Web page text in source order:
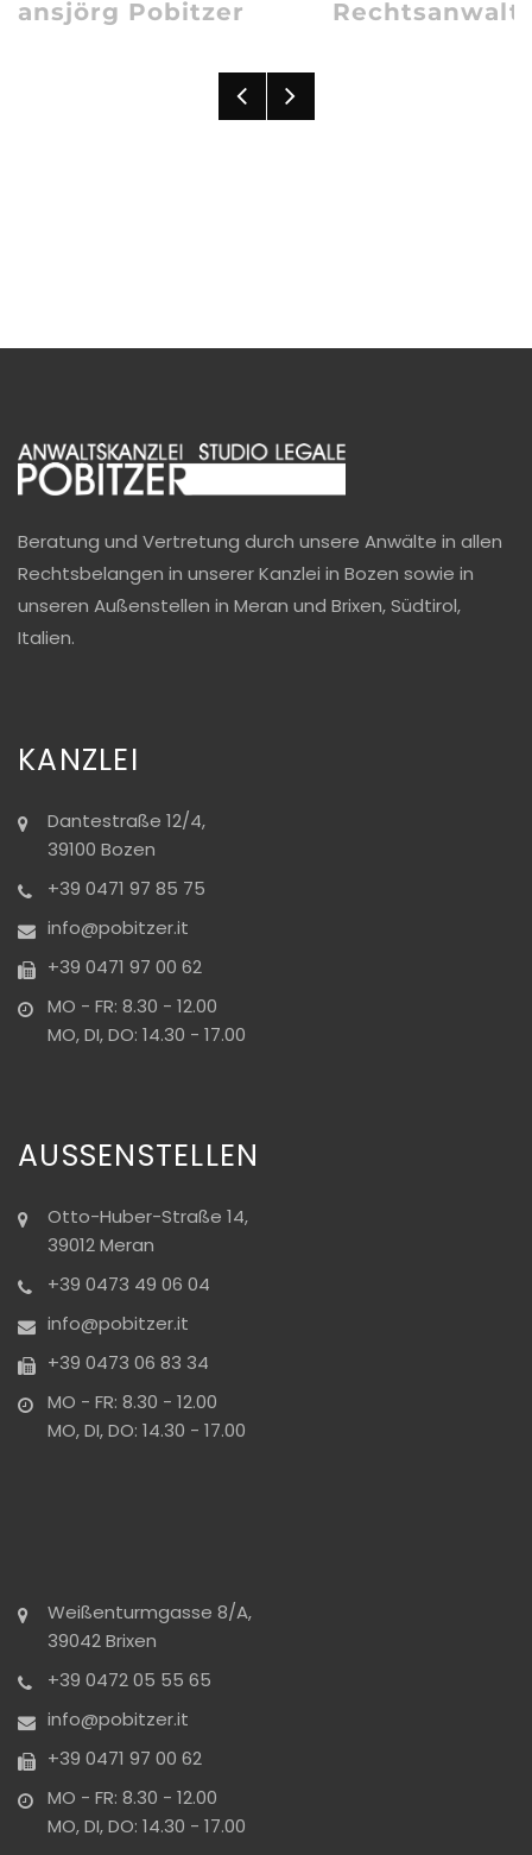
Rechtsanwalt Stephan Vale
Beratung und Vertretung durch unsere Anwälte in allen
Rechtsbelangen in unserer Kanzlei in Bozen sowie in
unseren Außenstellen in Meran und Brixen, Südtirol,
Italien.
KANZLEI
Dantestraße 12/4,
39100 Bozen
+39 0471 97 85 75
info@pobitzer.it
+39 0471 97 00 62
MO - FR: 8.30 - 12.00
MO, DI, DO: 14.30 - 17.00
AUSSENSTELLEN
Otto-Huber-Straße 14,
39012 Meran
+39 0473 49 06 04
info@pobitzer.it
+39 0473 06 83 34
MO - FR: 8.30 - 12.00
MO, DI, DO: 14.30 - 17.00
Weißenturmgasse 8/A,
39042 Brixen
+39 0472 05 55 65
info@pobitzer.it
+39 0471 97 00 62
MO - FR: 8.30 - 12.00
MO, DI, DO: 14.30 - 17.00